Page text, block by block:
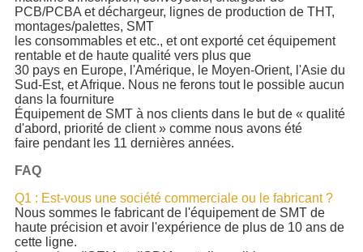
PCB/PCBA et déchargeur, lignes de production de THT,
montages/palettes, SMT
les consommables et etc., et ont exporté cet équipement
rentable et de haute qualité vers plus que
30 pays en Europe, l'Amérique, le Moyen-Orient, l'Asie du
Sud-Est, et Afrique. Nous ne ferons tout le possible aucun
dans la fourniture
Équipement de SMT à nos clients dans le but de « qualité
d'abord, priorité de client » comme nous avons été
faire pendant les 11 dernières années.
FAQ
Q1 : Est-vous une société commerciale ou le fabricant ?
Nous sommes le fabricant de l'équipement de SMT de
haute précision et avoir l'expérience de plus de 10 ans de
cette ligne.